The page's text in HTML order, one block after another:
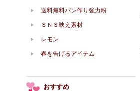
送料無料パン作り強力粉
ＳＮＳ映え素材
レモン
春を告げるアイテム
おすすめ